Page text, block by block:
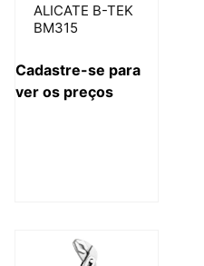
ALICATE B-TEK
BM315
Cadastre-se para
ver os preços